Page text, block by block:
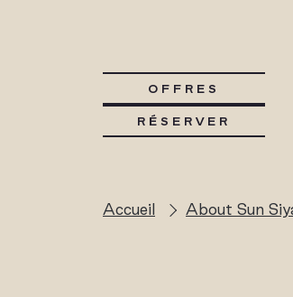
OFFRES
RÉSERVER
Accueil About Sun